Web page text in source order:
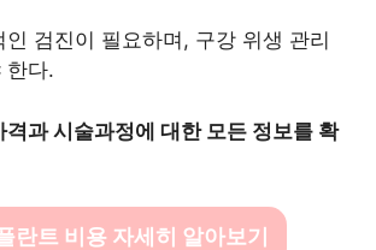
검진이 필요하며, 구강 위생 관리
한다.
격과 시술과정에 대한 모든 정보를 확
란트 비용 자세히 알아보기